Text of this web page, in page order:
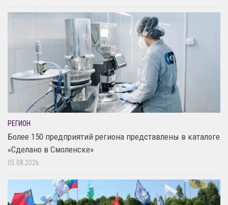
РЕГИОН
Более 150 предприятий региона представлены в каталоге
«Сделано в Смоленске»
05.08.2026